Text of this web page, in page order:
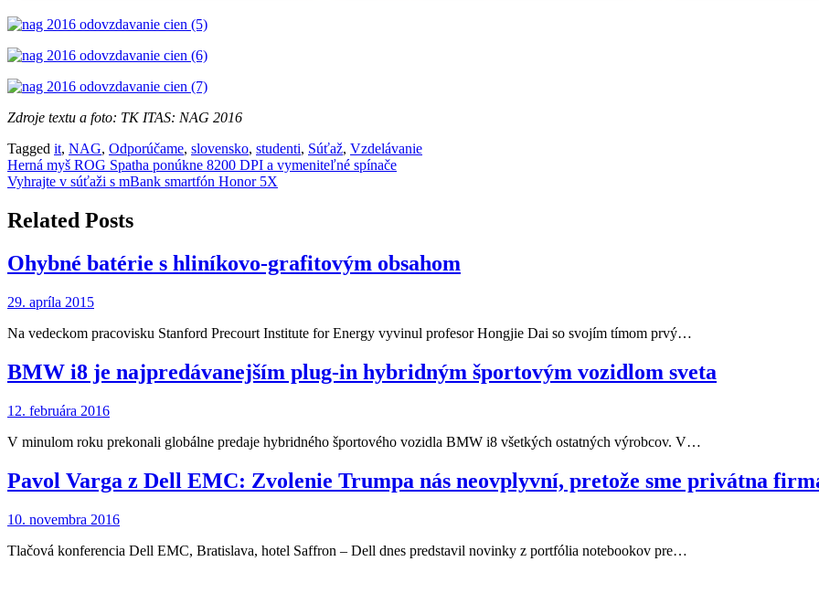
Zdroje textu a foto: TK ITAS: NAG 2016
Tagged it, NAG, Odporúčame, slovensko, studenti, Súťaž, Vzdelávanie
Navigácia
v
článku
Herná myš ROG Spatha ponúkne 8200 DPI a vymeniteľné spínače
Vyhrajte v súťaži s mBank smartfón Honor 5X
Related Posts
Ohybné batérie s hliníkovo-grafitovým obsahom
29. apríla 2015
Na vedeckom pracovisku Stanford Precourt Institute for Energy vyvinul profesor Hongjie Dai so svojím tímom prvý…
BMW i8 je najpredávanejším plug-in hybridným športovým vozidlom sveta
12. februára 2016
V minulom roku prekonali globálne predaje hybridného športového vozidla BMW i8 všetkých ostatných výrobcov. V…
Pavol Varga z Dell EMC: Zvolenie Trumpa nás neovplyvní, pretože sme privátna
10. novembra 2016
Tlačová konferencia Dell EMC, Bratislava, hotel Saffron – Dell dnes predstavil novinky z portfólia notebookov pre…